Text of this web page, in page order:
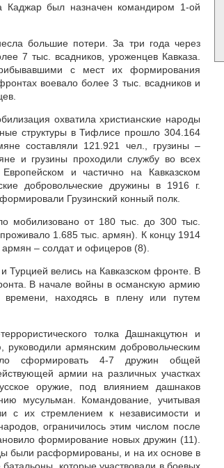
Каджар был назначен командиром 1-ой
большие потери. За три года через
7 тыс. всадников, уроженцев Кавказа.
с мест их формирования
воевало более 3 тыс. всадников и
охватила христианские народы
структуры в Тифлисе прошло 304.164
составляли 121.921 чел., грузины –
и грузины проходили службу во всех
и частично на Кавказском
добровольческие дружины в 1916 г.
Грузинский конный полк.
мобилизовано от 180 тыс. до 300 тыс.
1.685 тыс. армян). К концу 1914
– солдат и офицеров (8).
Турцией велись на Кавказском фронте. В
В начале войны в османскую армию
находясь в плену или путем
толка Дашнакцутюн и
армянским добровольческим
сформировать 4-7 дружин общей
армии на различных участках
оружие, под влиянием дашнаков
мусульман. Командование, учитывая
с их стремлением к независимости и
ограничилось этим числом после
формирование новых дружин (11).
были расформированы, и на их основе в